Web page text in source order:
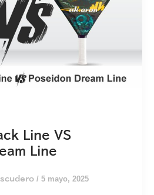
Line VS
Line
/ 5 mayo, 2025